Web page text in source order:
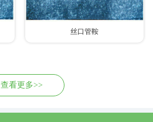
丝口管鞍
查看更多>>